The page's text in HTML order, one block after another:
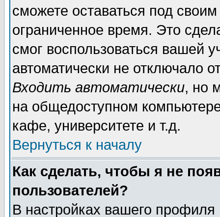
сможете оставаться под
ограниченное время. Это
смог воспользоваться вашей
автоматически не отключало
Входить автоматически, но
на общедоступном
кафе, университете и т.д.
Вернуться к началу
Как сделать, чтобы я не
пользователей?
В настройках вашего